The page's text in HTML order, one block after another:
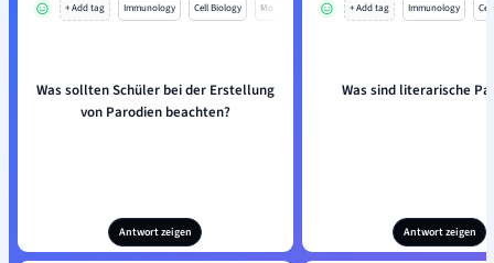
+ Add tag Immunology Cell Biology Mo
Was sollten Schüler bei der Erstellung
von Parodien beachten?
Antwort zeigen
+ Add tag Immunology
Was sind literarische
Antwort zeigen